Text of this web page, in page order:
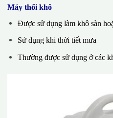
Máy thổi khô
Được sử dụng làm khô sàn
Sử dụng khi thời tiết mưa
Thường được sử dụng ở các